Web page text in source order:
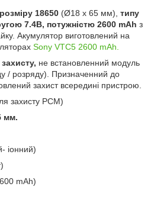
розміру 18650(Ø18 x 65 мм), типу
7.4В, потужністю 2600 mAh з
Акумулятор виготовлений на
Sony VTC5 2600 mAh.
не встановленний модуль
/ розряду). Призначенний до
захист всередині пристрою.
захисту РСМ)
мм.
іонний)
mAh)